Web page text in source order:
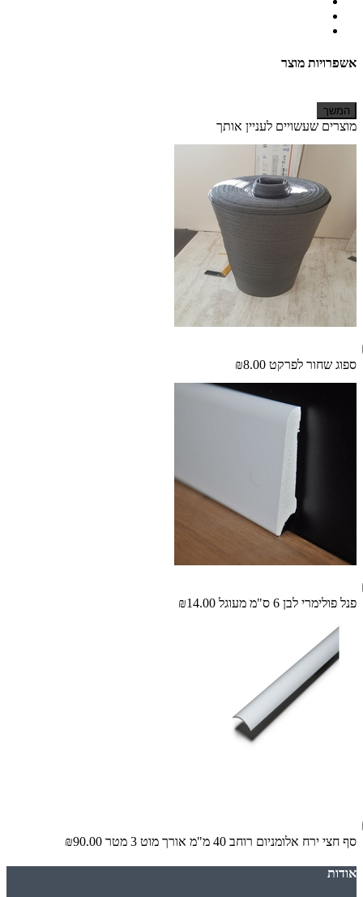
אשפרויות מוצר
המשך
מוצרים שעשויים לעניין אותך
ספוג שחור לפרקט ₪8.00
פנל פולימרי לבן 6 ס"מ מעוגל ₪14.00
סף חצי ירח אלומניום רוחב 40 מ"מ אורך מוט 3 מטר ₪90.00
אודות